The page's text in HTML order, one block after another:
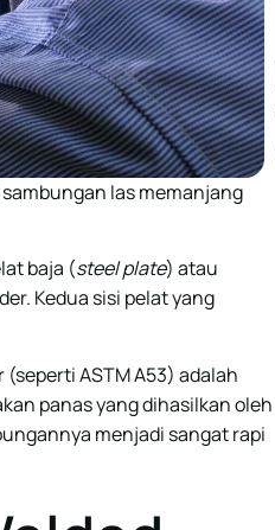
las memanjang
baja (steel plate) atau
Kedua sisi pelat yang
ASTM A53) adalah
panas yang dihasilkan oleh
menjadi sangat rapi